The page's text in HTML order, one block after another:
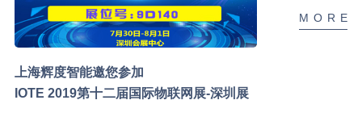
上海辉度智能邀您参加
IOTE 2019第十二届国际物联网展-深圳展
M O R E